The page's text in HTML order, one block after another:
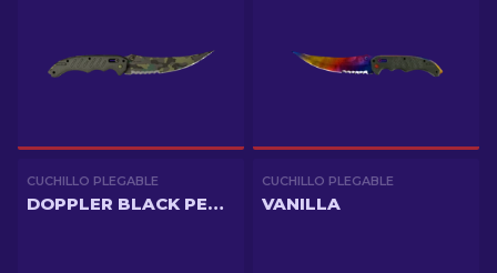
CUCHILLO PLEGABLE
DOPPLER BLACK PEARL
CUCHILLO PLEGABLE
VANILLA